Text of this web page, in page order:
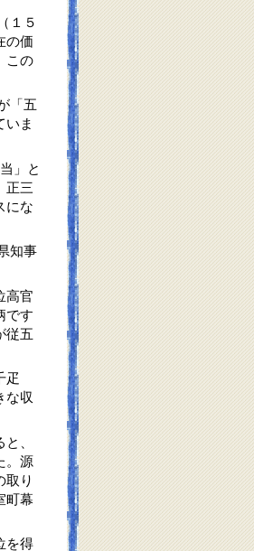
の価
この
いま
正三
にな
高官
です
従五
疋
な収
、
。源
取り
町幕
を得